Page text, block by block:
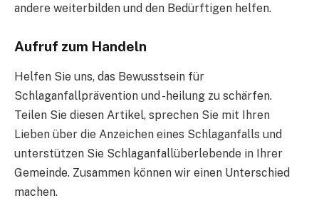
andere weiterbilden und den Bedürftigen helfen.
Aufruf zum Handeln
Helfen Sie uns, das Bewusstsein für
Schlaganfallprävention und -heilung zu schärfen.
Teilen Sie diesen Artikel, sprechen Sie mit Ihren
Lieben über die Anzeichen eines Schlaganfalls und
unterstützen Sie Schlaganfallüberlebende in Ihrer
Gemeinde. Zusammen können wir einen Unterschied
machen.